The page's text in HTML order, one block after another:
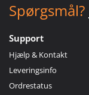
Spørgsmål?
Support
Hjælp & Kontakt
Leveringsinfo
Ordrestatus